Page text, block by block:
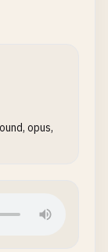
opus,